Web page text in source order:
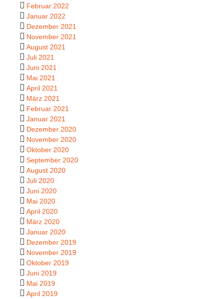
Februar 2022
Januar 2022
Dezember 2021
November 2021
August 2021
Juli 2021
Juni 2021
Mai 2021
April 2021
März 2021
Februar 2021
Januar 2021
Dezember 2020
November 2020
Oktober 2020
September 2020
August 2020
Juli 2020
Juni 2020
Mai 2020
April 2020
März 2020
Januar 2020
Dezember 2019
November 2019
Oktober 2019
Juni 2019
Mai 2019
April 2019